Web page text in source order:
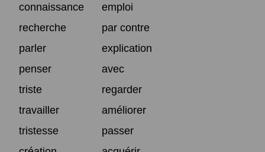
connaissance
emploi
recherche
par contre
parler
explication
penser
avec
triste
regarder
travailler
améliorer
tristesse
passer